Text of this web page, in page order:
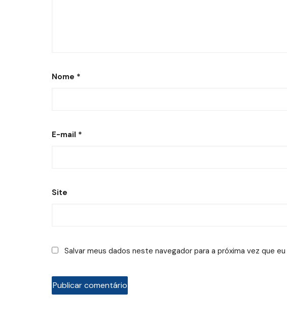
Nome *
E-mail *
Site
Salvar meus dados neste navegador para a próxima vez que